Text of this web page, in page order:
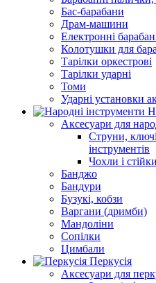
Бас-барабани
Драм-машини
Електронні
Колотушки для
Тарілки оркестрові
Тарілки ударні
Томи
Ударні установки
Аксесуари для
Струни,
інструментів
Чохли і
Банджо
Бандури
Бузукі, кобзи
Варгани (дримби)
Мандоліни
Сопілки
Цимбали
Перкусія
Аксесуари для